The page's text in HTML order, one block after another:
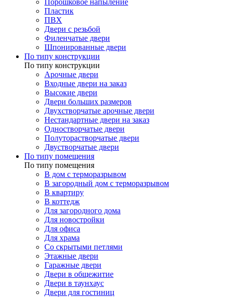
Порошковое напыление
Пластик
ПВХ
Двери с резьбой
Филенчатые двери
Шпонированные двери
По типу конструкции
По типу конструкции
Арочные двери
Входные двери на заказ
Высокие двери
Двери больших размеров
Двухстворчатые арочные двери
Нестандартные двери на заказ
Одностворчатые двери
Полуторастворчатые двери
Двустворчатые двери
По типу помещения
По типу помещения
В дом с терморазрывом
В загородный дом с терморазрывом
В квартиру
В коттедж
Для загородного дома
Для новостройки
Для офиса
Для храма
Со скрытыми петлями
Этажные двери
Гаражные двери
Двери в общежитие
Двери в таунхаус
Двери для гостиниц